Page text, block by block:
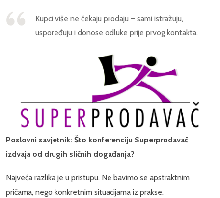
Kupci više ne čekaju prodaju – sami istražuju,
uspoređuju i donose odluke prije prvog kontakta.
Poslovni savjetnik: Što konferenciju Superprodavač
izdvaja od drugih sličnih događanja?
Najveća razlika je u pristupu. Ne bavimo se apstraktnim
pričama, nego konkretnim situacijama iz prakse.